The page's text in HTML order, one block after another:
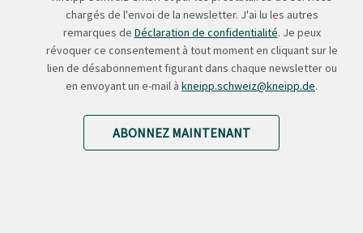
chargés de l'envoi de la newsletter. J'ai lu les autres
remarques de Déclaration de confidentialité. Je peux
révoquer ce consentement à tout moment en cliquant sur le
lien de désabonnement figurant dans chaque newsletter ou
en envoyant un e-mail à kneipp.schweiz@kneipp.de.
ABONNEZ MAINTENANT